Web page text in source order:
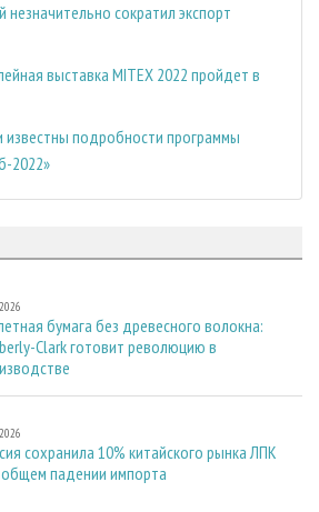
незначительно сократил экспорт
выставка MITEX 2022 пройдет в
известны подробности программы
2022»
бумага без древесного волокна:
Clark готовит революцию в
сохранила 10% китайского рынка ЛПК
падении импорта